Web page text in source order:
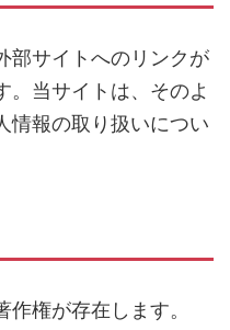
部サイトへのリンクが
。当サイトは、そのよ
情報の取り扱いについ
権が存在します。